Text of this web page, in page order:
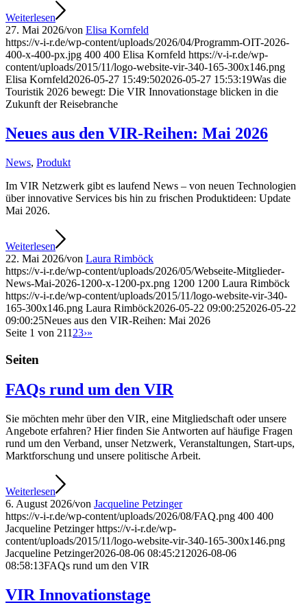
Weiterlesen
27. Mai 2026/von Elisa Kornfeld
https://v-i-r.de/wp-content/uploads/2026/04/Programm-OIT-2026-
400-x-400-px.jpg 400 400 Elisa Kornfeld https://v-i-r.de/wp-
content/uploads/2015/11/logo-website-vir-340-165-300x146.png
Elisa Kornfeld2026-05-27 15:49:502026-05-27 15:53:19Was die
Touristik 2026 bewegt: Die VIR Innovationstage blicken in die
Zukunft der Reisebranche
Neues aus den VIR-Reihen: Mai 2026
News, Produkt
Im VIR Netzwerk gibt es laufend News – von neuen Technologien
über innovative Services bis hin zu frischen Produktideen: Update
Mai 2026.
Weiterlesen
22. Mai 2026/von Laura Rimböck
https://v-i-r.de/wp-content/uploads/2026/05/Webseite-Mitglieder-
News-Mai-2026-1200-x-1200-px.png 1200 1200 Laura Rimböck
https://v-i-r.de/wp-content/uploads/2015/11/logo-website-vir-340-
165-300x146.png Laura Rimböck2026-05-22 09:00:252026-05-22
09:00:25Neues aus den VIR-Reihen: Mai 2026
Seite 1 von 211 23›»
Seiten
FAQs rund um den VIR
Sie möchten mehr über den VIR, eine Mitgliedschaft oder unsere
Angebote erfahren? Hier finden Sie Antworten auf häufige Fragen
rund um den Verband, unser Netzwerk, Veranstaltungen, Start-ups,
Marktforschung und unsere politische Arbeit.
Weiterlesen
6. August 2026/von Jacqueline Petzinger
https://v-i-r.de/wp-content/uploads/2026/08/FAQ.png 400 400
Jacqueline Petzinger https://v-i-r.de/wp-
content/uploads/2015/11/logo-website-vir-340-165-300x146.png
Jacqueline Petzinger2026-08-06 08:45:21 2026-08-06
08:58:13FAQs rund um den VIR
VIR Innovationstage